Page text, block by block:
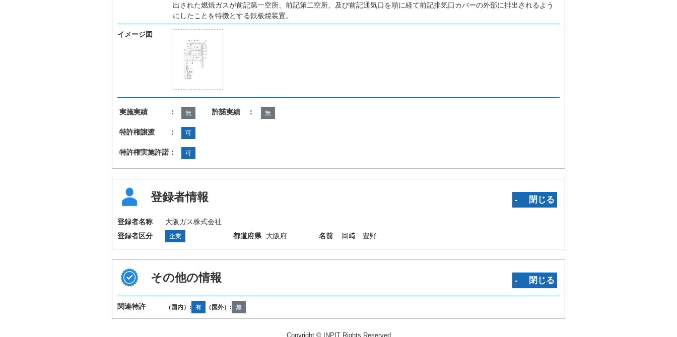
出された燃焼ガスが前記第一空所、前記第二空所、及び前記通気口を順に経て前記排気口カバーの外部に排出されるよう
にしたことを特徴とする鉄板焼装置。
イメージ図
実施実績 ： 無 許諾実績 ： 無
特許権譲渡 ： 可
特許権実施許諾： 可
登録者情報 ‐ 閉じる
登録者名称
大阪ガス株式会社
登録者区分
企業 都道府県 大阪府 名前 岡﨑 豊野
その他の情報 ‐ 閉じる
国際特許分類
（IPC第8版）
A47J37/06